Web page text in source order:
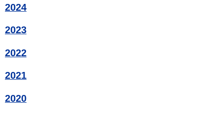
2024
2023
2022
2021
2020